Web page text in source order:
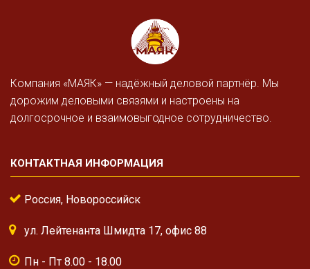
Компания «МАЯК» — надёжный деловой партнёр. Мы
дорожим деловыми связями и настроены на
долгосрочное и взаимовыгодное сотрудничество.
КОНТАКТНАЯ ИНФОРМАЦИЯ
Россия, Новороссийск
ул. Лейтенанта Шмидта 17, офис 88
Пн - Пт 8.00 - 18.00